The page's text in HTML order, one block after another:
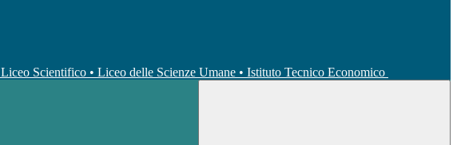
Liceo Scientifico • Liceo delle Scienze Umane • Istituto Tecnico Economico